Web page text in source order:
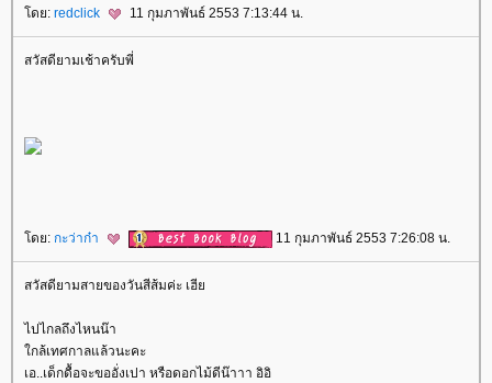
ดย: redclick 11 กุมภาพันธ์ 2553 7:13:44 น.
สวัสดียามเช้าครับพี่
ดย: กะว่าก๋า 11 กุมภาพันธ์ 2553 7:26:08 น.
สวัสดียามสายของวันสีส้มค่ะ เฮี
ไปไกลถึงไหนน๊า
กล้เทศกาลแล้วนะคะ
เอ..เด็กดื้อจะขออั่งเปา หรือดอกไม้ดีน๊าาา อิอิ